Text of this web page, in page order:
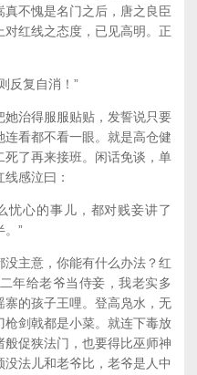
不愧是名门之后，唐之良臣
红线之态度，已见高明。正
复自消！”
治得服服贴贴，发誓说只要
看都不看一眼。就是高仓健
了再来接班。闲话免谈，单
感泣曰：
心的事儿，都对贱妾讲了
。”
主意，你能有什么办法？红
年给老爷当侍妾，我老实多
的孩子王哩。登高凫水，无
剑戟都是小菜。就连下毒放
促狭法门，也要得比巫师神
法儿和老爷比，老爷是人中